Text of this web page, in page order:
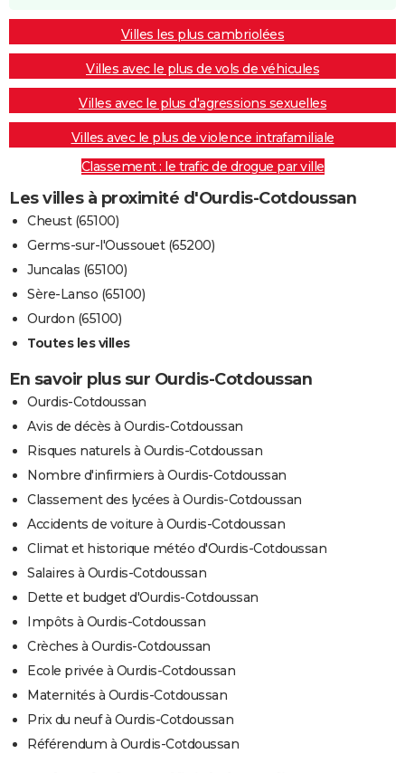
Villes les plus cambriolées
Villes avec le plus de vols de véhicules
Villes avec le plus d'agressions sexuelles
Villes avec le plus de violence intrafamiliale
Classement : le trafic de drogue par ville
Les villes à proximité d'Ourdis-Cotdoussan
Cheust (65100)
Germs-sur-l'Oussouet (65200)
Juncalas (65100)
Sère-Lanso (65100)
Ourdon (65100)
Toutes les villes
En savoir plus sur Ourdis-Cotdoussan
Ourdis-Cotdoussan
Avis de décès à Ourdis-Cotdoussan
Risques naturels à Ourdis-Cotdoussan
Nombre d'infirmiers à Ourdis-Cotdoussan
Classement des lycées à Ourdis-Cotdoussan
Accidents de voiture à Ourdis-Cotdoussan
Climat et historique météo d'Ourdis-Cotdoussan
Salaires à Ourdis-Cotdoussan
Dette et budget d'Ourdis-Cotdoussan
Impôts à Ourdis-Cotdoussan
Crèches à Ourdis-Cotdoussan
Ecole privée à Ourdis-Cotdoussan
Maternités à Ourdis-Cotdoussan
Prix du neuf à Ourdis-Cotdoussan
Référendum à Ourdis-Cotdoussan